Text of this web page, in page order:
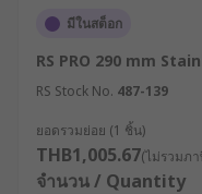
ต่าง ๆ ที่ทำจากยา
บนพื้นราบได้อย่า
ปัจจัยทางเ
ซื้อกรรไกรอุ
มีในสต็อก
RS PRO 290 mm
RS Stock No. 487-139
ยอดรวมย่อย (1 ชิ้น)
THB1,005.67(ไม่รวมภ
จำนวน / Quantity